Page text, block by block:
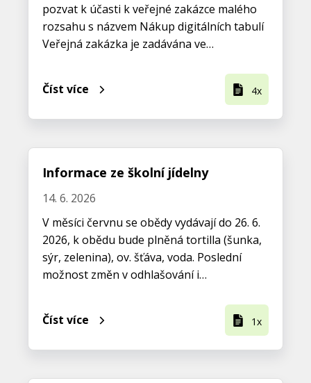
pozvat k účasti k veřejné zakázce malého
rozsahu s názvem Nákup digitálních tabulí
Veřejná zakázka je zadávána ve…
Číst více 4x
Informace ze školní jídelny
14. 6. 2026
V měsíci červnu se obědy vydávají do 26. 6.
2026, k obědu bude plněná tortilla (šunka,
sýr, zelenina), ov. šťáva, voda. Poslední
možnost změn v odhlašování i…
Číst více 1x